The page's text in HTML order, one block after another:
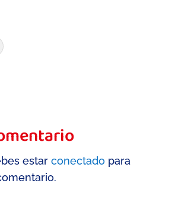
estar conectado para